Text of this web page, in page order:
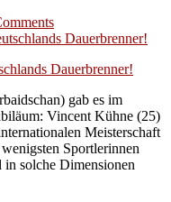
Dauerbrenner!
gab es im
Vincent Kühne (25)
Meisterschaft
Sportlerinnen
in solche Dimensionen